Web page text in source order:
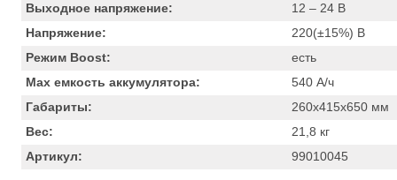
Выходное напряжение:
12 – 24 B
Напряжение:
220(±15%) B
Режим Boost:
есть
Max емкость аккумулятора:
540 А/ч
Габариты:
260x415x650 мм
Вес:
21,8 кг
Артикул:
99010045